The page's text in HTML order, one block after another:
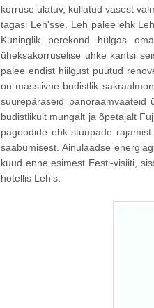
korruse ulatuv, kullatud vasest
tagasi Leh'sse. Leh palee ehk
Kuninglik perekond hülgas
üheksakorruselise uhke kantsi
palee endist hiilgust püütud
on massiivne budistlik
suurepäraseid
budistlikult mungalt ja õpetajalt
pagoodide ehk stuupade
saabumisest. Ainulaadse
kuud enne esimest Eesti-visiiti,
hotellis Leh's.